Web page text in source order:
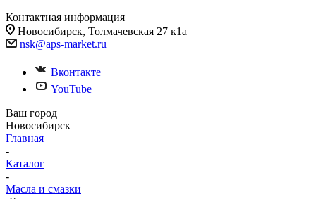
Контактная информация
Новосибирск, Толмачевская 27 к1а
nsk@aps-market.ru
Вконтакте
YouTube
Ваш город
Новосибирск
Главная
-
Каталог
-
Масла и смазки